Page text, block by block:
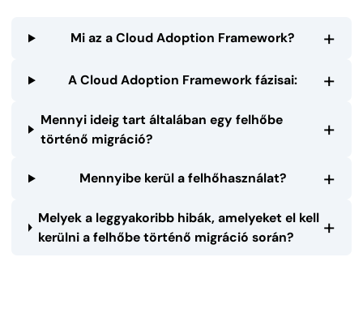
Mi az a Cloud Adoption Framework? +
A Cloud Adoption Framework fázisai: +
Mennyi ideig tart általában egy felhőbe
történő migráció?
+
Mennyibe kerül a felhőhasználat? +
Melyek a leggyakoribb hibák, amelyeket el kell
kerülni a felhőbe történő migráció során?
+